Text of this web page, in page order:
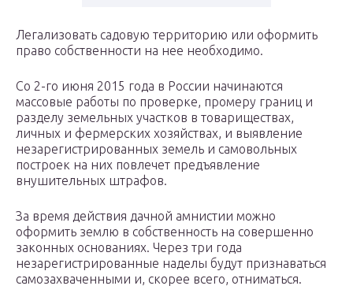
Легализовать садовую территорию или оформить
право собственности на нее необходимо.
Со 2-го июня 2015 года в России начинаются
массовые работы по проверке, промеру границ и
разделу земельных участков в товариществах,
личных и фермерских хозяйствах, и выявление
незарегистрированных земель и самовольных
построек на них повлечет предъявление
внушительных штрафов.
За время действия дачной амнистии можно
оформить землю в собственность на совершенно
законных основаниях. Через три года
незарегистрированные наделы будут признаваться
самозахваченными и, скорее всего, отниматься.